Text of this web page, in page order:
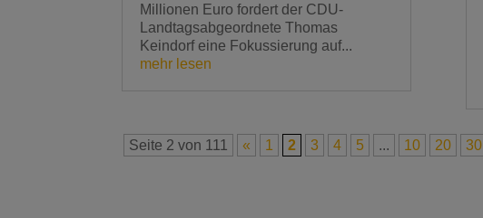
Millionen Euro fordert der CDU-
Landtagsabgeordnete Thomas
Keindorf eine Fokussierung auf...
mehr lesen
Seite 2 von 111 « 1 2 3 4 5 ... 10 20 30